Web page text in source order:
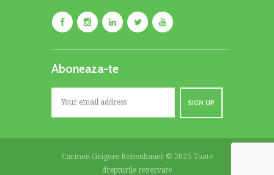
Aboneaza-te
Carmen Grigore Reisenbauer © 2025 Toate
drepturile rezervate